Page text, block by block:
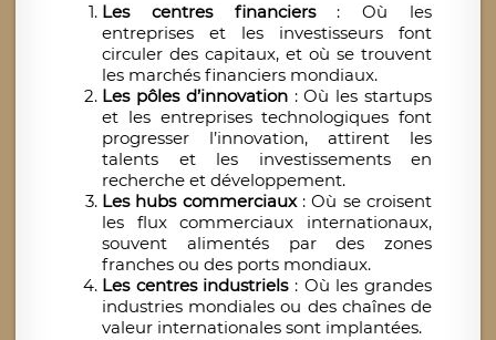
Les centres financiers: Où les
entreprises et les investisseurs font
circuler des capitaux, et où se trouvent
les marchés financiers mondiaux.
Les pôles d’innovation: Où les startups
et les entreprises technologiques font
progresser l’innovation, attirent les
talents et les investissements en
recherche et développement.
Les hubs commerciaux: Où se croisent
les flux commerciaux internationaux,
souvent alimentés par des zones
franches ou des ports mondiaux.
Les centres industriels: Où les grandes
industries mondiales ou des chaînes de
valeur internationales sont implantées.